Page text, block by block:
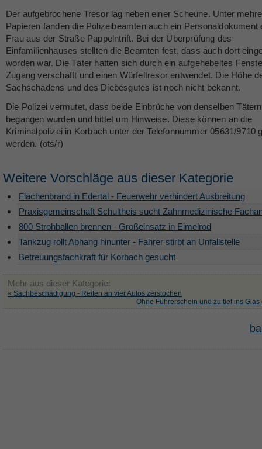
Der aufgebrochene Tresor lag neben einer Scheune. Unter
Papieren fanden die Polizeibeamten auch ein Personaldokument
Frau aus der Straße Pappelntrift. Bei der Überprüfung des
Einfamilienhauses stellten die Beamten fest, dass auch dort
worden war. Die Täter hatten sich durch ein aufgehebeltes
Zugang verschafft und einen Würfeltresor entwendet. Die Höhe
Sachschadens und des Diebesgutes ist noch nicht bekannt.
Die Polizei vermutet, dass beide Einbrüche von denselben Tätern
begangen wurden und bittet um Hinweise. Diese können an die
Kriminalpolizei in Korbach unter der Telefonnummer 05631/9710
werden. (ots/r)
Weitere Vorschläge aus dieser Kategorie
Flächenbrand in Edertal - Feuerwehr verhindert Ausbreitung
Praxisgemeinschaft Schultheis sucht Zahnmedizinische
800 Strohballen brennen - Großeinsatz in Eimelrod
Tankzug rollt Abhang hinunter - Fahrer stirbt an Unfallstelle
Betreuungsfachkraft für Korbach gesucht
Mehr aus dieser Kategorie:
« Sachbeschädigung - Reifen an vier Autos zerstochen
Ohne Führerschein und zu tief ins Glas